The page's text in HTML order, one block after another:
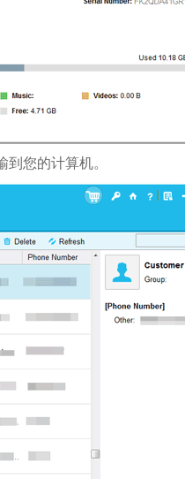
到您的计算机。